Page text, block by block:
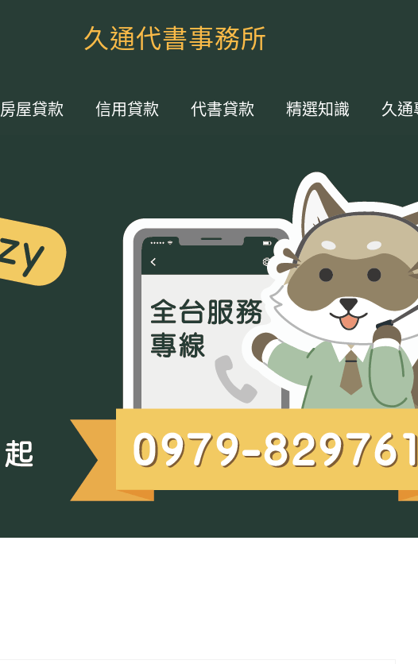
久通代書事務所
房屋貸款 信用貸款 代書貸款 精選知識 久通